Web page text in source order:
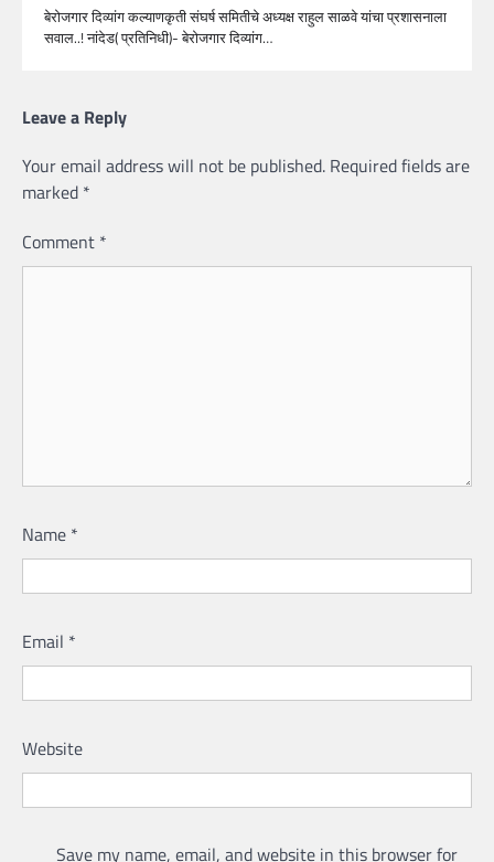
बेरोजगार दिव्यांग कल्याणकृती संघर्ष समितीचे अध्यक्ष राहुल साळवे यांचा प्रशासनाला
सवाल..! नांदेड( प्रतिनिधी)- बेरोजगार दिव्यांग…
Leave a Reply
Your email address will not be published. Required fields are
marked *
Comment *
Name *
Email *
Website
Save my name, email, and website in this browser for